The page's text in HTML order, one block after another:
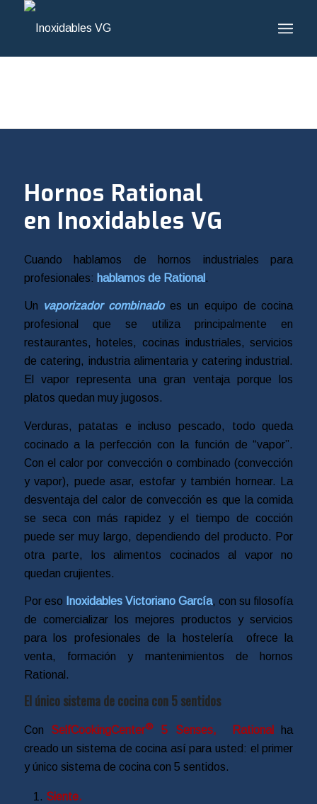
Hornos Rational
en Inoxidables VG
Cuando hablamos de hornos industriales para
profesionales: hablamos de Rational.
Un vaporizador combinadoes un equipo de cocina
profesional que se utiliza principalmente en
restaurantes, hoteles, cocinas industriales, servicios
de catering, industria alimentaria y catering industrial.
El vapor representa una gran ventaja porque los
platos quedan muy jugosos.
Verduras, patatas e incluso pescado, todo queda
cocinado a la perfección con la función de “vapor”.
Con el calor por convección o combinado (convección
y vapor), puede asar, estofar y también hornear. La
desventaja del calor de convección es que la comida
se seca con más rapidez y el tiempo de cocción
puede ser muy largo, dependiendo del producto. Por
otra parte, los alimentos cocinados al vapor no
quedan crujientes.
Por eso Inoxidables Victoriano García, con su filosofía
de comercializar los mejores productos y servicios
para los profesionales de la hostelería ofrece la
venta, formación y mantenimientos de hornos
Rational.
El único sistema de cocina con 5 sentidos
Con SelfCookingCenter® 5 Senses, Rational ha
creado un sistema de cocina así para usted: el primer
y único sistema de cocina con 5 sentidos.
Siente.